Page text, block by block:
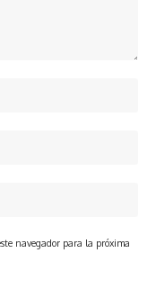
navegador para la próxima